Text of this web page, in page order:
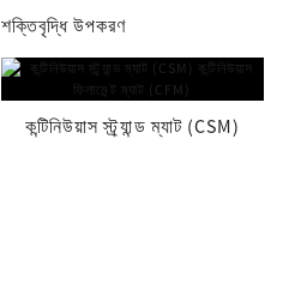
শক্তিবৃদ্ধি উপকরণ
কন্টিনিউয়াস স্ট্র্যান্ড ম্যাট (CSM)